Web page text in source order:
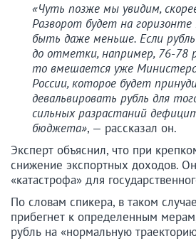
«Чуть позже мы увидим,
Разворот будет на
быть даже меньше. Если
до отметки, например, 76-78
то вмешается уже
России, которое будет
девальвировать рубль для
сильных разрастаний
бюджета», — рассказал он.
Эксперт объяснил, что при
снижение экспортных доходов.
«катастрофа» для
По словам спикера, в таком
прибегнет к определенным
рубль на «нормальную